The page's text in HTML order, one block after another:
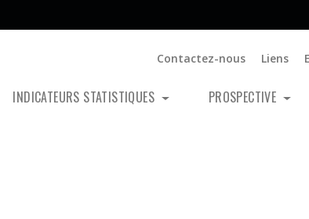
Contactez-nous Liens
INDICATEURS STATISTIQUES PROSPECTIVE